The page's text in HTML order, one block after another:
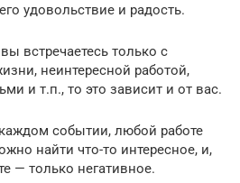
удовольствие и радость.
встречаетесь только с
неинтересной работой,
и т.п., то это зависит и от вас.
событии, любой работе
найти что-то интересное, и,
— только негативное.